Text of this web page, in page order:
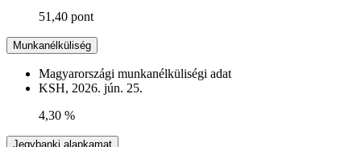
51,40 pont
Munkanélküliség
Magyarországi munkanélküliségi adat
KSH, 2026. jún. 25.
4,30 %
Jegybanki alapkamat